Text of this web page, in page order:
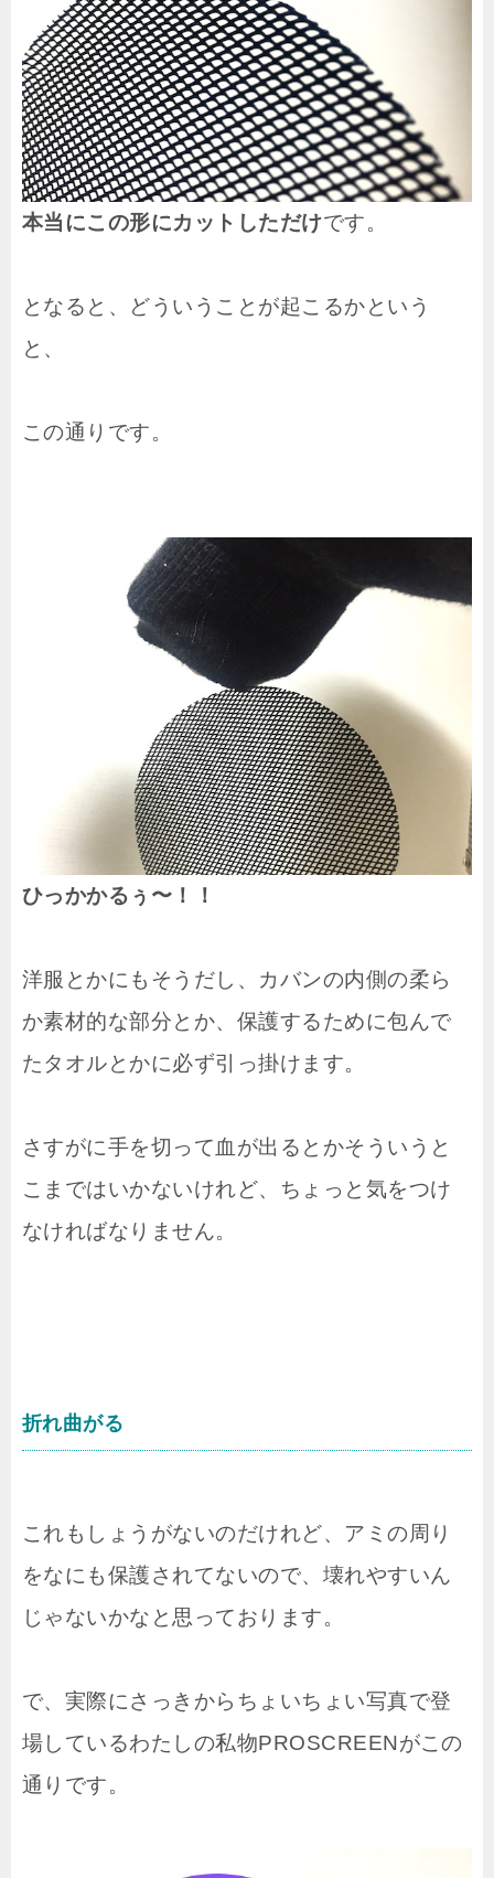
本当にこの形にカットしただけです。
となると、どういうことが起こるかという
と、
この通りです。
ひっかかるぅ〜！！
洋服とかにもそうだし、カバンの内側の柔ら
か素材的な部分とか、保護するために包んで
たタオルとかに必ず引っ掛けます。
さすがに手を切って血が出るとかそういうと
こまではいかないけれど、ちょっと気をつけ
なければなりません。
折れ曲がる
これもしょうがないのだけれど、アミの周り
をなにも保護されてないので、壊れやすいん
じゃないかなと思っております。
で、実際にさっきからちょいちょい写真で登
場しているわたしの私物PROSCREENがこの
通りです。